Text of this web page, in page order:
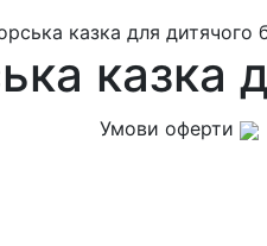
казка для дитячого
казка
Умови оферти